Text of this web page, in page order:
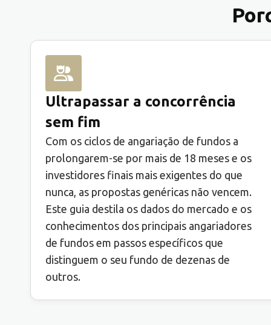
Ultrapassar a concorrência
sem fim
Com os ciclos de angariação de fundos a
prolongarem-se por mais de 18 meses e os
investidores finais mais exigentes do que
nunca, as propostas genéricas não vencem.
Este guia destila os dados do mercado e os
conhecimentos dos principais angariadores
de fundos em passos específicos que
distinguem o seu fundo de dezenas de
outros.